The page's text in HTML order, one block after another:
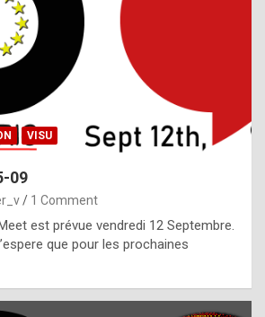
,
g
h
t
f
VISU
09
1 Comment
est prévue vendredi 12 Septembre.
que pour les prochaines